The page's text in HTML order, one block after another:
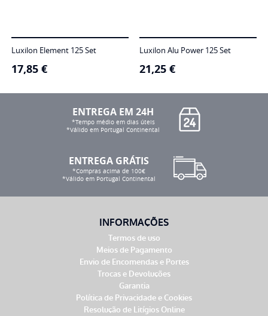
Luxilon Element 125 Set
17,85 €
Luxilon Alu Power 125 Set
21,25 €
ENTREGA EM 24H
*Tempo médio em dias úteis
*Válido em Portugal Continental
ENTREGA GRÁTIS
*Compras acima de 100€
*Válido em Portugal Continental
INFORMAÇÕES
Termos de uso
Meios de Pagamento
Envio de Encomendas e Portes
Trocas e Devoluções
Garantia
Política de Privacidade e Cookies
Resolução de Litígios Online